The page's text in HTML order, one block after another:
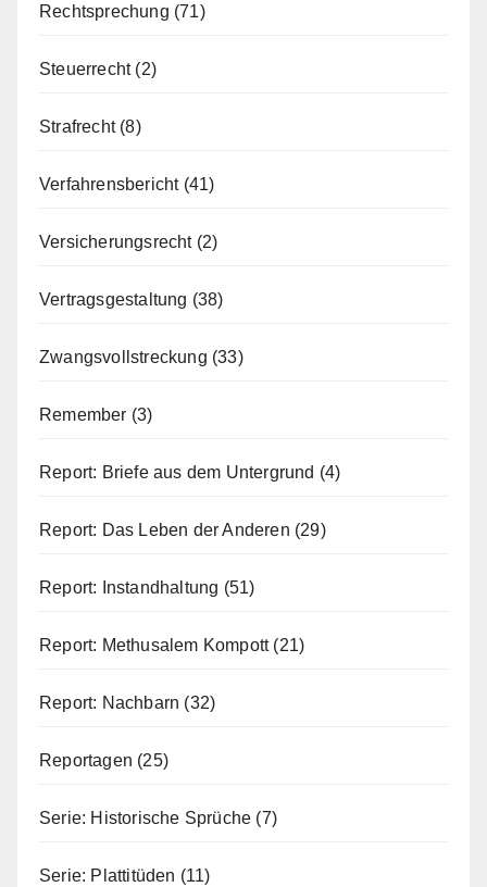
Rechtsprechung (71)
Steuerrecht(2)
Strafrecht(8)
Verfahrensbericht(41)
Versicherungsrecht(2)
Vertragsgestaltung (38)
Zwangsvollstreckung (33)
Remember (3)
Report: Briefe aus dem Untergrund (4)
Report: Das Leben der Anderen (29)
Report: Instandhaltung (51)
Report: Methusalem Kompott(21)
Report: Nachbarn (32)
Reportagen (25)
Serie: Historische Sprüche (7)
Serie: Plattitüden (11)